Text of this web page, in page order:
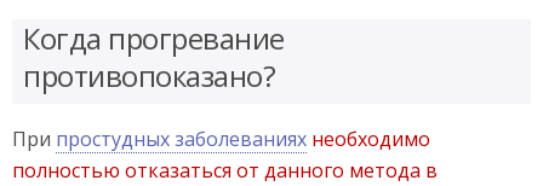
Когда прогревание
противопоказано?
При простудных заболеваниях необходимо
полностью отказаться от данного метода в